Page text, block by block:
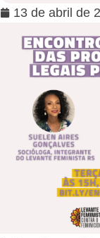
13 de abril de